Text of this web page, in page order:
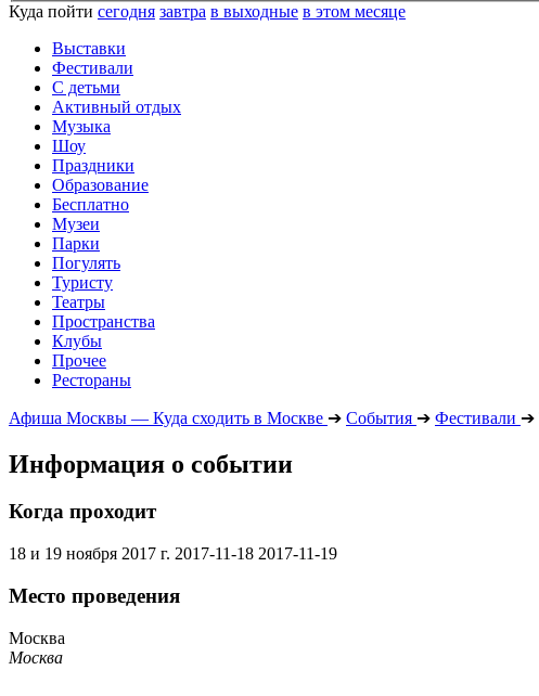
Куда пойти сегодня завтра в выходные в этом месяце
Выставки
Фестивали
С детьми
Активный отдых
Музыка
Шоу
Праздники
Образование
Бесплатно
Музеи
Парки
Погулять
Туристу
Театры
Пространства
Клубы
Прочее
Рестораны
Афиша Москвы — Куда сходить в Москве ➔ События ➔ Фестивали ➔
Информация о событии
Когда проходит
18 и 19 ноября 2017 г. 2017-11-18 2017-11-19
Место проведения
Москва
Москва